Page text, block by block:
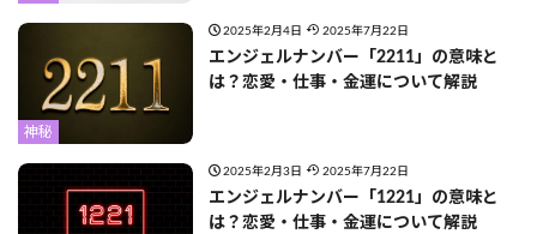
神秘
2025年2月4日 2025年7月22日
エンジェルナンバー「2211」の意味と
は？恋愛・仕事・金運について解説
2025年2月3日 2025年7月22日
エンジェルナンバー「1221」の意味と
は？恋愛・仕事・金運について解説